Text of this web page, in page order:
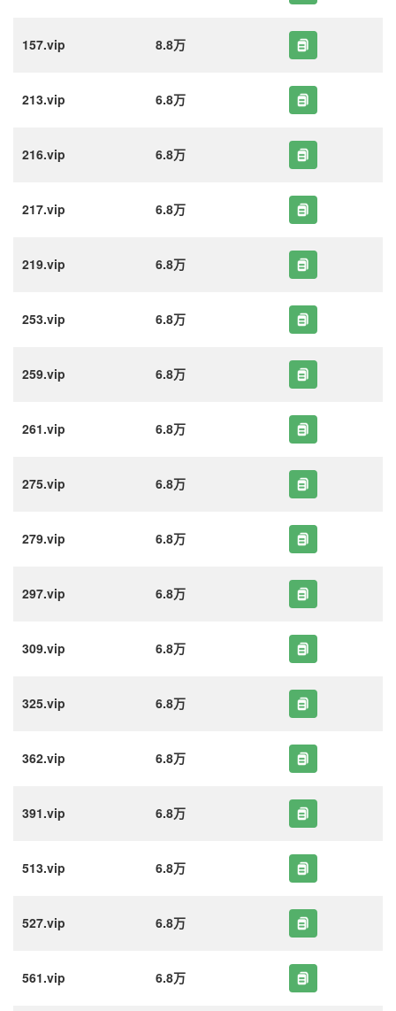
157.vip 8.8万
213.vip 6.8万
216.vip 6.8万
217.vip 6.8万
219.vip 6.8万
253.vip 6.8万
259.vip 6.8万
261.vip 6.8万
275.vip 6.8万
279.vip 6.8万
297.vip 6.8万
309.vip 6.8万
325.vip 6.8万
362.vip 6.8万
391.vip 6.8万
513.vip 6.8万
527.vip 6.8万
561.vip 6.8万